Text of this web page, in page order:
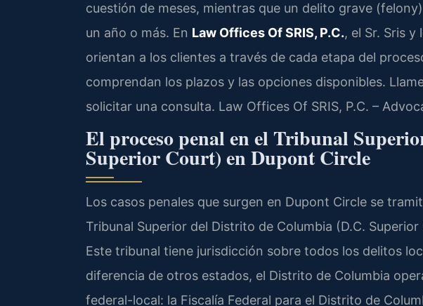
cuestión de meses, mientras que un delito grave
un año o más. En Law Offices Of SRIS, P.C., el Sr. Sris
orientan a los clientes a través de cada etapa del
comprendan los plazos y las opciones disponibles.
solicitar una consulta. Law Offices Of SRIS, P.C. –
El proceso penal en el Tribunal
Superior Court) en Dupont Circle
Los casos penales que surgen en Dupont Circle se
Tribunal Superior del Distrito de Columbia (D.C.
Este tribunal tiene jurisdicción sobre todos los delitos
diferencia de otros estados, el Distrito de Columbia
federal-local: la Fiscalía Federal para el Distrito de